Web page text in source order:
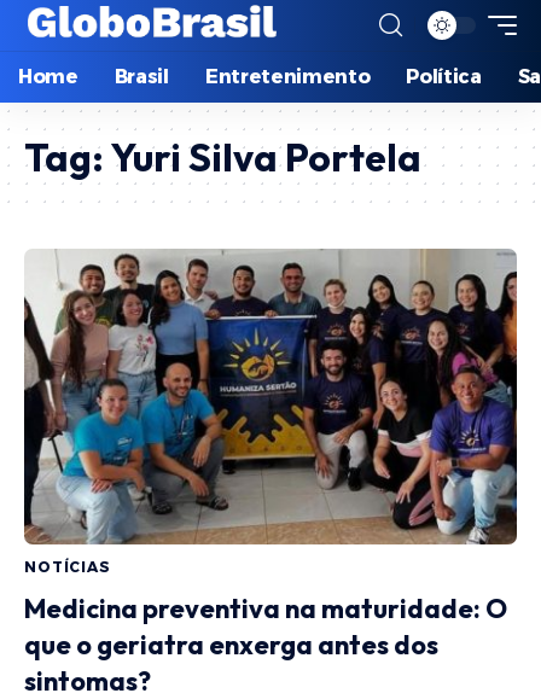
Home Brasil Entretenimento Política
Tag: Yuri Silva Portela
NOTÍCIAS
Medicina preventiva na maturidade: O
que o geriatra enxerga antes dos
sintomas?